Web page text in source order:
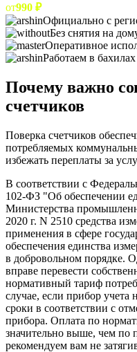
от990 ₽
Официально с
Без снятия на
Оперативное
Работаем в бахилах
Почему важно
счетчиков
Поверка счетчиков
потребляемых
избежать переплаты за
В соответствии с
102-ФЗ "Об обеспечении
Министерства
2020 г. N 2510 средства
применения в сфере
обеспечения единства
в добровольном порядке.
вправе перевести
нормативный тариф
случае, если прибор
сроки в соответствии с
прибора. Оплата по
значительно выше, чем по
рекомендуем вам не